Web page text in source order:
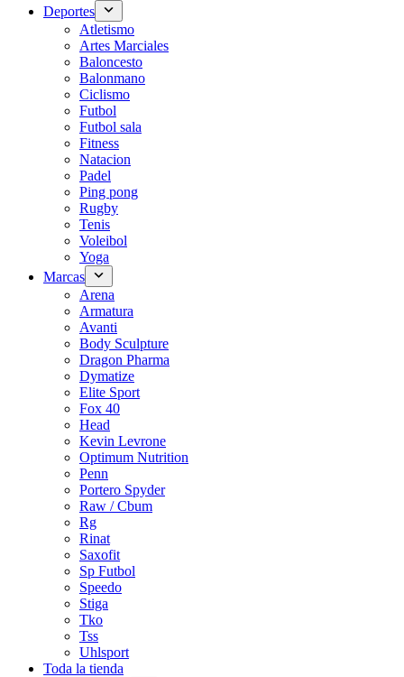
Deportes
Atletismo
Artes Marciales
Baloncesto
Balonmano
Ciclismo
Futbol
Futbol sala
Fitness
Natacion
Padel
Ping pong
Rugby
Tenis
Voleibol
Yoga
Marcas
Arena
Armatura
Avanti
Body Sculpture
Dragon Pharma
Dymatize
Elite Sport
Fox 40
Head
Kevin Levrone
Optimum Nutrition
Penn
Portero Spyder
Raw / Cbum
Rg
Rinat
Saxofit
Sp Futbol
Speedo
Stiga
Tko
Tss
Uhlsport
Toda la tienda